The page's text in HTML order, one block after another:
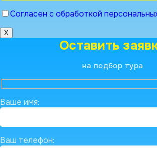
Согласен с обработкой
X
Оставить
на подбор тура
Ваше имя:
Ваш телефон: